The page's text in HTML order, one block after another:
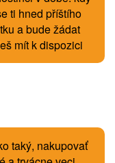
ti hned příštího
a bude žádat
mít k dispozici
taký, nakupovať